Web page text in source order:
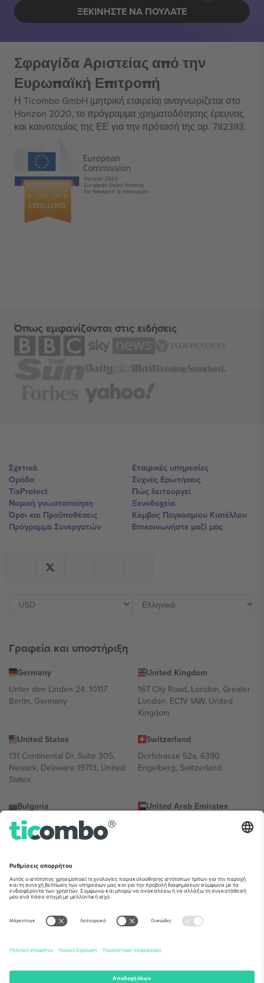
ΞΕΚΙΝΉΣΤΕ ΝΑ ΠΟΥΛΆΤΕ
Σφραγίδα Αριστείας από την
Ευρωπαϊκή Επιτροπή
Η Ticombo GmbH (μητρική εταιρεία) αναγνωρίζεται στο
Horizon 2020, το πρόγραμμα χρηματοδότησης έρευνας
και καινοτομίας της ΕΕ για την πρότασή της αρ. 782393.
Όπως εμφανίζονται στις ειδήσεις
Σχετικά
Ομάδα
TixProtect
Νομική γνωστοποίηση
Όροι και Προΰποθέσεις
Πρόγραμμα Συνεργατών
Εταιρικές υπηρεσίες
Συχνές Ερωτήσεις
Πώς λειτουργεί
Ξενοδοχεία
Κόμβος Παγκοσμίου Κυπέλλου
Επικοινωνήστε μαζί μας
Γραφεία και υποστήριξη
Germany
Unter den Linden 24, 10117
Berlin, Germany
United Kingdom
167 City Road, London, Greater
London, EC1V 1AW, United
Kingdom
United States
131 Continental Dr, Suite 305,
Newark, Delaware 19713, United
States
Switzerland
Dorfstrasse 52a, 6390
Engelberg, Switzerland
Bulgaria
Regus Sofia City West, bul
Totleben 53-55, 1606 Sofia,
United Arab Emirates
UAE Dubai Silicon Oasis, DDP
Building A1, Office 302, Dubai,
Mexico
Av Chapultepec 360, Roma
Norte, Cuauhtémoc, 06700
Ciudad de México, CDMX,
Mexico
Η νομική οντότητα του παρόχου πλατφόρμας ενδέχεται να
τομέα. Για λεπτομέρειες ανατρέξτε στη σελίδα της συγκεκριμένης